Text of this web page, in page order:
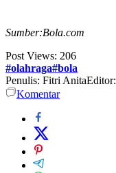
Sumber:Bola.com
Post Views: 206
#olahraga#bola
Penulis: Fitri Anita
Komentar